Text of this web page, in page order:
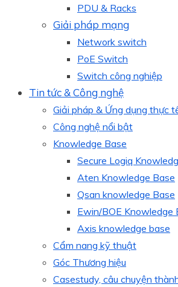
PDU & Racks
Giải pháp mạng
Network switch
PoE Switch
Switch công nghiệp
Tin tức & Công nghệ
Giải pháp & Ứng dụng thực
Công nghệ nổi bật
Knowledge Base
Secure Logiq
Aten Knowledge Base
Qsan knowledge Base
Ewin/BOE Knowledge
Axis knowledge base
Cẩm nang kỹ thuật
Góc Thương hiệu
Casestudy, câu chuyện